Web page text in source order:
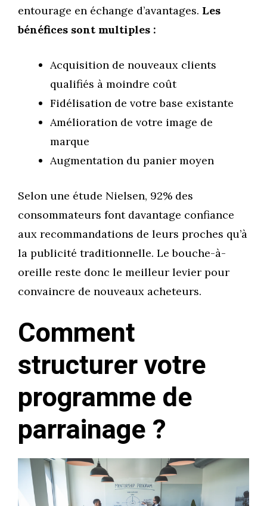
entourage en échange d’avantages. Les
bénéfices sont multiples :
Acquisition de nouveaux clients
qualifiés à moindre coût
Fidélisation de votre base existante
Amélioration de votre image de
marque
Augmentation du panier moyen
Selon une étude Nielsen, 92% des
consommateurs font davantage confiance
aux recommandations de leurs proches qu’à
la publicité traditionnelle. Le bouche-à-
oreille reste donc le meilleur levier pour
convaincre de nouveaux acheteurs.
Comment
structurer votre
programme de
parrainage ?